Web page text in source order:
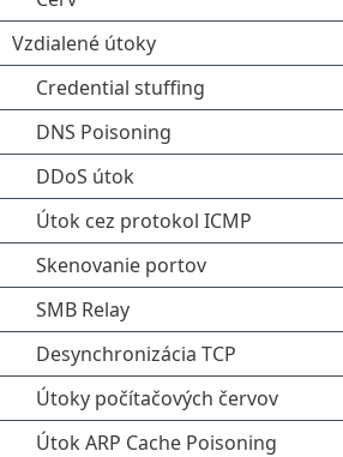
Vzdialené útoky
Credential stuffing
DNS Poisoning
DDoS útok
Útok cez protokol ICMP
Skenovanie portov
SMB Relay
Desynchronizácia TCP
Útoky počítačových červov
Útok ARP Cache Poisoning